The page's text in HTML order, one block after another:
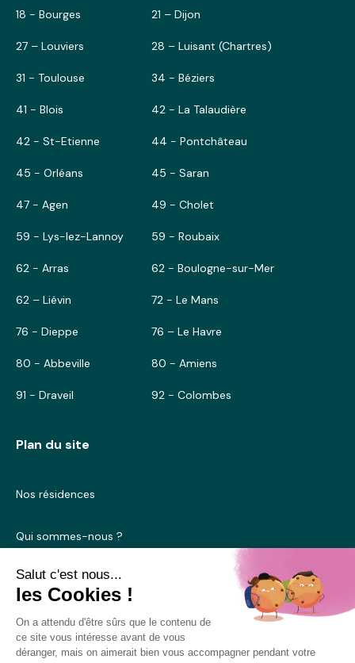
18 - Bourges 21 – Dijon
27 – Louviers 28 – Luisant (Chartres)
31 - Toulouse 34 - Béziers
41 - Blois 42 - La Talaudière
42 - St-Etienne 44 - Pontchâteau
45 - Orléans 45 - Saran
47 - Agen 49 - Cholet
59 - Lys-lez-Lannoy 59 - Roubaix
62 - Arras 62 - Boulogne-sur-Mer
62 – Liévin 72 - Le Mans
76 - Dieppe 76 – Le Havre
80 - Abbeville 80 - Amiens
91 - Draveil 92 - Colombes
Plan du site
Nos résidences
Qui sommes-nous ?
Blog
Nous contacter